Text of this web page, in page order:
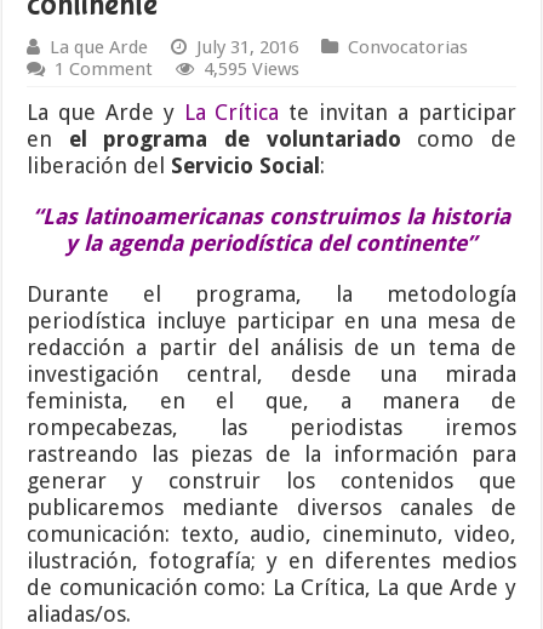
La que Arde July 31, 2016
Convocatorias
1 Comment
4,595 Views
La que Arde yLa Crítica te invitan a participar
en el programa de voluntariado como de
liberación del Servicio Social :
“Las latinoamericanas construimos la historia
y la agenda periodística delcontinente”
Durante el programa, la metodología
periodística incluye participar en una mesa de
redacción a partir del análisis de un tema de
investigación central, desde una mirada
feminista, en el que, a manera de
rompecabezas, las periodistas iremos
rastreando las piezas de la información para
generar y construir los contenidos que
publicaremos mediante diversos canales de
comunicación: texto, audio, cineminuto, video,
ilustración, fotografía; y en diferentes medios
de comunicación como: La Crítica, La que Arde y
aliadas/os.